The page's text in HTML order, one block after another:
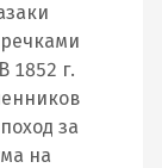
1852 г.
за
на